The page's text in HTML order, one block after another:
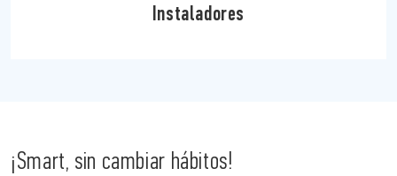
Instaladores
¡Smart, sin cambiar hábitos!